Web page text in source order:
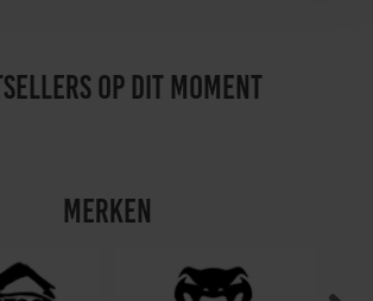
op dit moment
merken